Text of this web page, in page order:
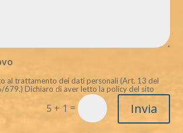
al trattamento dei dati personali (Art. 13 del
679.) Dichiaro di aver letto la policy del sito
5 + 1 = Invia